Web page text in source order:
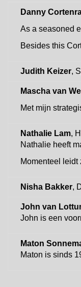
Danny
As a seasoned
Besides this
Judith Keizer,
Mascha van
Met mijn
Nathalie Lam,
Nathalie heeft
Momenteel
Nisha Bakker,
John van
John is een
Maton
Maton is sinds